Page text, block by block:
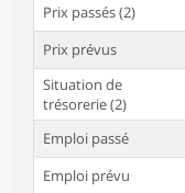
Prix passés (2)
Prix prévus
Situation de
trésorerie (2)
Emploi passé
Emploi prévu